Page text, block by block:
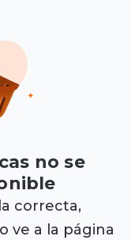
no se
correcta,
ve a la página